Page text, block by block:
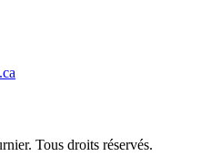
Tous droits réservés.